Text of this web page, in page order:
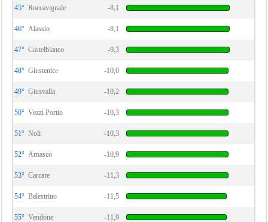
45° Roccavignale -8,1
46° Alassio -9,1
47° Castelbianco -9,3
48° Giustenice -10,0
49° Giusvalla -10,2
50° Vezzi Portio -10,3
51° Noli -10,3
52° Arnasco -10,9
53° Carcare -11,3
54° Balestrino -11,5
55° Vendone -11,9